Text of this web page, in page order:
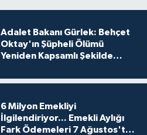
Adalet Bakanı Gürlek: Behçet
Oktay'ın Şüpheli Ölümü
Yeniden Kapsamlı Şekilde
6 Milyon Emekliyi
İlgilendiriyor... Emekli Aylığı
Fark Ödemeleri 7 Ağustos'ta